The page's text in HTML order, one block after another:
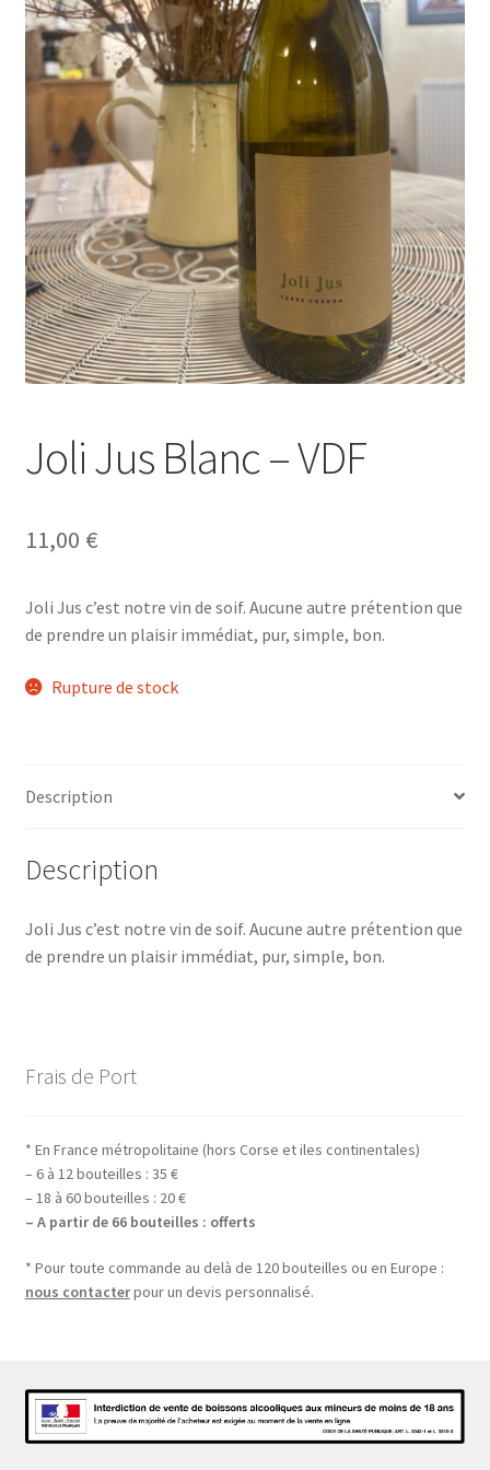
Joli Jus Blanc – VDF
11,00 €
Joli Jus c’est notre vin de soif. Aucune autre prétention que
de prendre un plaisir immédiat, pur, simple, bon.
Rupture de stock
Description
Description
Joli Jus c’est notre vin de soif. Aucune autre prétention que
de prendre un plaisir immédiat, pur, simple, bon.
Frais de Port
* En France métropolitaine (hors Corse et iles continentales)
– 6 à 12 bouteilles : 35 €
– 18 à 60 bouteilles : 20 €
– A partir de 66 bouteilles : offerts
* Pour toute commande au delà de 120 bouteilles ou en Europe :
nous contacterpour un devis personnalisé.